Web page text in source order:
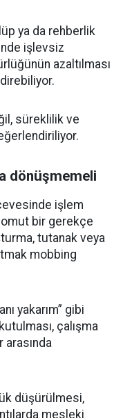
ya da rehberlik
işlevsiz
azaltılması
süreklilik ve
dönüşmemeli
işlem
bir gerekçe
tutanak veya
mobbing
yakarım” gibi
çalışma
arasında
düşürülmesi,
mesleki